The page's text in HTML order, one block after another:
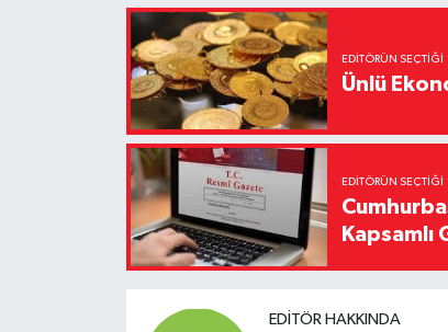
EDITÖRÜN SEÇTIĞI
Ünlü
EDITÖRÜN SEÇTIĞI
EDITÖR HAKKINDA